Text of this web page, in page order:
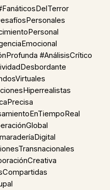
#AnálisisCrítico